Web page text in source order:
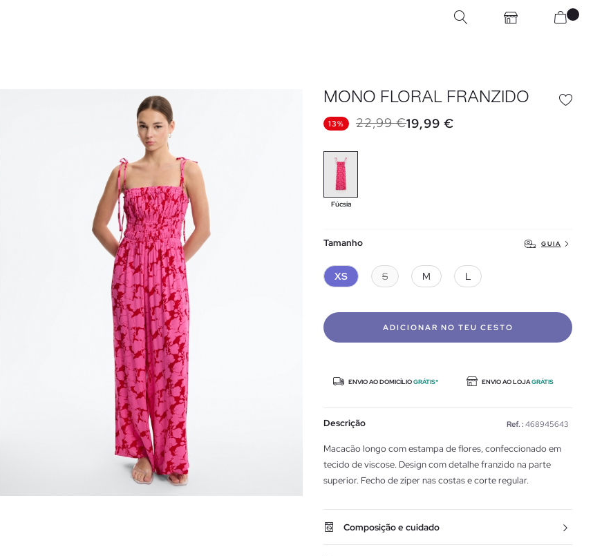
MONO FLORAL FRANZIDO
13% 22,99 €19,99 €
Fúcsia
Tamanho GUIA
XS S M L
ADICIONAR NO TEU CESTO
ENVIO AO DOMICÍLIOGRÁTIS* ENVIO AO LOJAGRÁTIS
Descrição Ref. : 468945643
Macacão longo com estampa de flores, confeccionado em
tecido de viscose. Design com detalhe franzido na parte
superior. Fecho de zíper nas costas e corte regular.
Composição e cuidado